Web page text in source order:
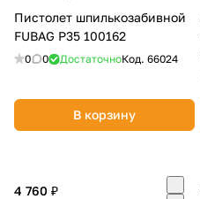
Пистолет шпилькозабивной
FUBAG P35 100162
0 0 ДостаточноКод. 66024
В корзину
4 760 ₽